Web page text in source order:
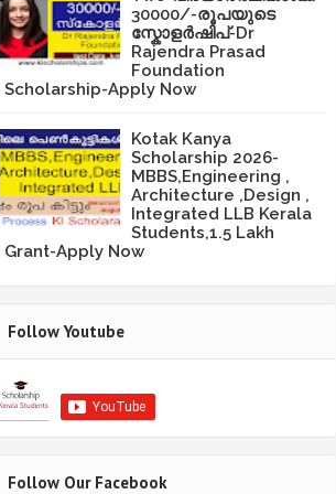
30000/-രൂപയുടെ
സ്കോളർഷിപ്-Dr
Rajendra Prasad
Foundation
Scholarship-Apply Now
Kotak Kanya
Scholarship 2026-
MBBS,Engineering ,
Architecture ,Design ,
Integrated LLB Kerala
Students,1.5 Lakh
Grant-Apply Now
Follow Youtube
Follow Our Facebook